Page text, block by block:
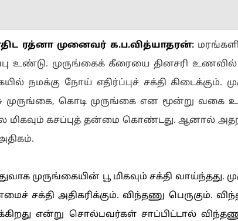
ர‌த்னா முனைவ‌ர் க.ப.‌வி‌த்யாதர‌ன்:
உண்டு. முருங்கைக் கீரையை தினசரி
நமக்கு நோய் எதிர்ப்புச் சக்தி கிடைக்கும்.
முருங்கை, கொடி முருங்கை என மூன்று வகை
மிகவும் கசப்புத் தன்மை கொண்டது. ஆனால்
முருங்கையின் பூ மிகவும் சக்தி வாய்ந்தது.
சக்தி அதிகரிக்கும். விந்தணு பெருகும்.
என்று சொல்பவர்கள் சாப்பிட்டால்